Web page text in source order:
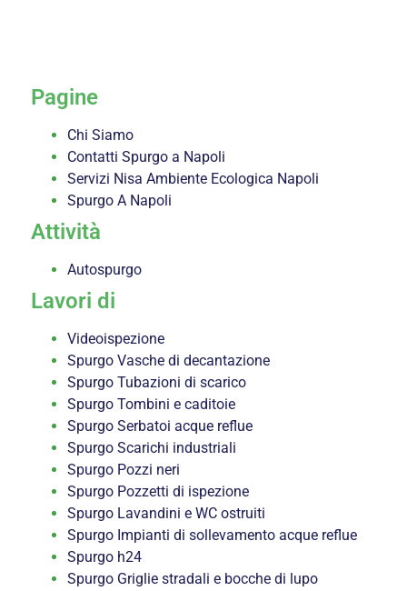
Pagine
Chi Siamo
Contatti Spurgo a Napoli
Servizi Nisa Ambiente Ecologica Napoli
Spurgo A Napoli
Attività
Autospurgo
Lavori di
Videoispezione
Spurgo Vasche di decantazione
Spurgo Tubazioni di scarico
Spurgo Tombini e caditoie
Spurgo Serbatoi acque reflue
Spurgo Scarichi industriali
Spurgo Pozzi neri
Spurgo Pozzetti di ispezione
Spurgo Lavandini e WC ostruiti
Spurgo Impianti di sollevamento acque reflue
Spurgo h24
Spurgo Griglie stradali e bocche di lupo